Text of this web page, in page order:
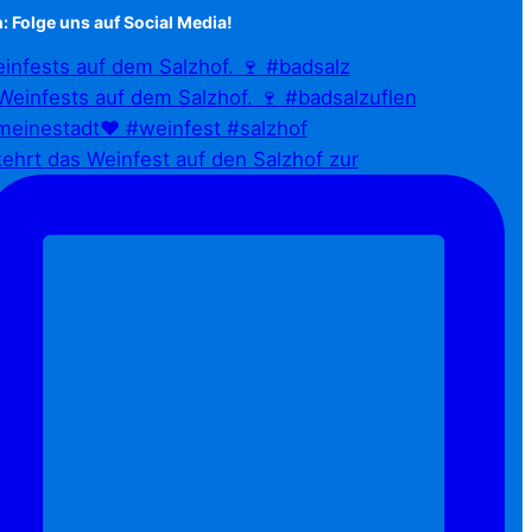
Folge uns auf Social Media!
auf dem Salzhof. 🍷 #badsalz
das Weinfest auf den Salzhof zur